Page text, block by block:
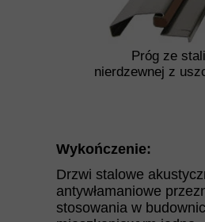
Próg ze stali
nierdzewnej z
Drzwi stalowe
antywłamaniowe
stosowania w
Wykończenie: